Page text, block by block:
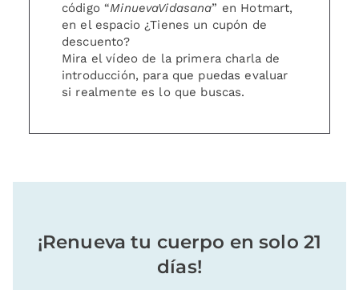
código “MinuevaVidasana” en Hotmart,
en el espacio ¿Tienes un cupón de
descuento?
Mira el vídeo de la primera charla de
introducción, para que puedas evaluar
si realmente es lo que buscas.
¡Renueva tu cuerpo en solo 21
días!